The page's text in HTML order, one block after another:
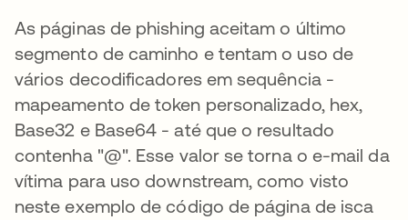
As páginas de phishing aceitam o último
segmento de caminho e tentam o uso de
vários decodificadores em sequência -
mapeamento de token personalizado, hex,
Base32 e Base64 - até que o resultado
contenha "@". Esse valor se torna o e-mail da
vítima para uso downstream, como visto
neste exemplo de código de página de isca